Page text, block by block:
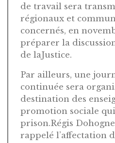
de travail sera
régionaux et
concernés, en
préparer la
de laJustice.
Par ailleurs, une
continuée sera
destination des
promotion sociale
prison.Régis
rappelé l’affectation